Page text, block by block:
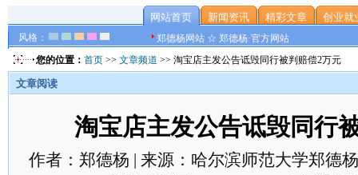
风格：
网站首页 新闻资讯 精彩文章 创业就
郑德杨网站 ☆ 郑德杨·官方网站
您的位置： 首页 >> 文章频道 >> 淘宝店主发公告诋毁同行被判赔偿2万元
文章阅读
淘宝店主发公告诋毁同行
作者：郑德杨 | 来源：哈尔滨师范大学郑德